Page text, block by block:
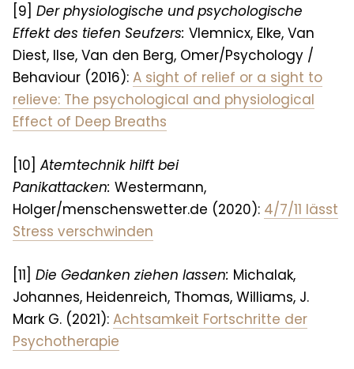
[9] Der physiologische und psychologische
Effekt des tiefen Seufzers: Vlemnicx, Elke, Van
Diest, Ilse, Van den Berg, Omer/Psychology /
Behaviour (2016): A sight of relief or a sight to
relieve: The psychological and physiological
Effect of Deep Breaths
[10]Atemtechnik hilft bei
Panikattacken: Westermann,
Holger/menschenswetter.de (2020): 4/7/11 lässt
Stress verschwinden
[11] Die Gedanken ziehen lassen: Michalak,
Johannes, Heidenreich, Thomas, Williams, J.
Mark G. (2021): Achtsamkeit Fortschritte der
Psychotherapie